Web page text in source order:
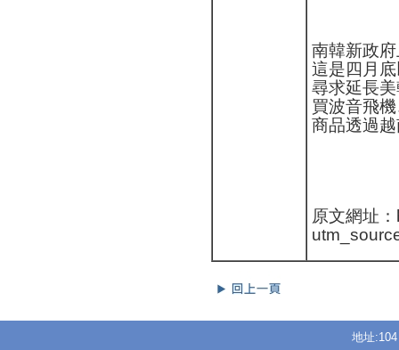
南韓新政
這是四月
尋求延長
買波音飛
商品透過
原文網址
地址